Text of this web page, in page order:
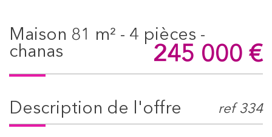
maison 81 m² - 4 pièces -
chanas
245 000 €
description de l'offre ref 334